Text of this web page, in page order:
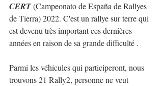
CERT (Campeonato de España de Rallyes
de Tierra) 2022. C'est un rallye sur terre qui
est devenu très important ces dernières
années en raison de sa grande difficulté .
Parmi les véhicules qui participeront, nous
trouvons 21 Rally2, personne ne veut